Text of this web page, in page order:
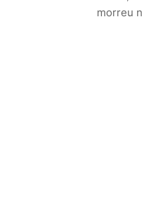
morreu